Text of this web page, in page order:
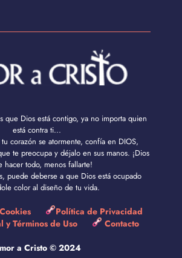
que Dios está contigo, ya no importa quien
está contra ti...
corazón se atormente, confía en DIOS,
te preocupa y déjalo en sus manos. ¡Dios
hacer todo, menos fallarte!
puede deberse a que Dios está ocupado
color al diseño de tu vida.
Política de Privacidad
y Términos de Uso
Contacto
a Cristo © 2024